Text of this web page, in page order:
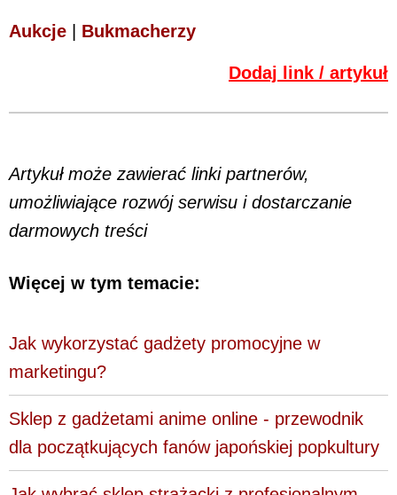
Aukcje Bukmacherzy
Dodaj link / artykuł
Artykuł może zawierać linki partnerów,
umożliwiające rozwój serwisu i dostarczanie
darmowych treści
Więcej w tym temacie:
Jak wykorzystać gadżety promocyjne w
marketingu?
Sklep z gadżetami anime online - przewodnik
dla początkujących fanów japońskiej popkultury